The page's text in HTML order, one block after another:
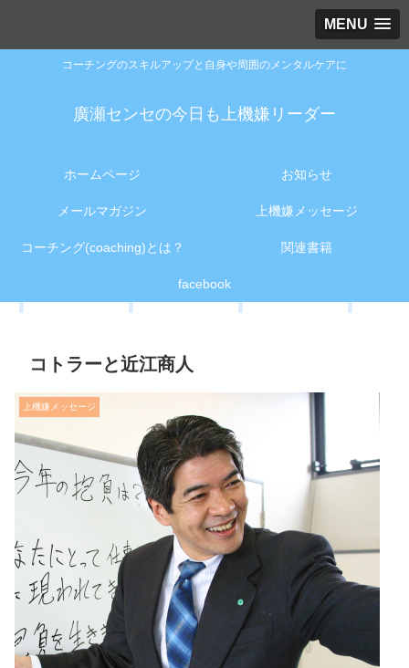
MENU
コーチングのスキルアップと自身や周囲のメンタルケアに
廣瀬センセの今日も上機嫌リーダー
ホームページ お知らせ
メールマガジン 上機嫌メッセージ
コーチング(coaching)とは？ 関連書籍
facebook
コトラーと近江商人
上機嫌メッセージ